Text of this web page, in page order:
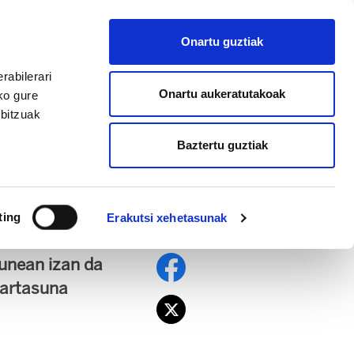
gure
Erakutsi xehetasunak
Onartu guztiak
Onartu aukeratutakoak
Baztertu guztiak
AFILIATU
zibilari
izan da